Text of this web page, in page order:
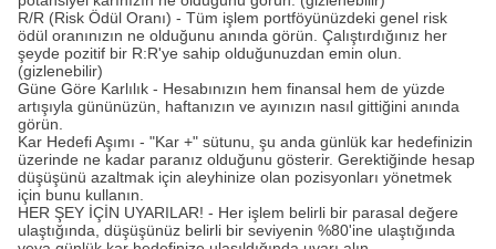
R/R (Risk Ödül Oranı) - Tüm işlem portföyünüzdeki genel risk
ödül oranınızın ne olduğunu anında görün. Çalıştırdığınız her
şeyde pozitif bir R:R'ye sahip olduğunuzdan emin olun.
(gizlenebilir)
Güne Göre Karlılık - Hesabınızın hem finansal hem de yüzde
artışıyla gününüzün, haftanızın ve ayınızın nasıl gittiğini anında
görün.
Kar Hedefi Aşımı - "Kar +" sütunu, şu anda günlük kar hedefinizin
üzerinde ne kadar paranız olduğunu gösterir. Gerektiğinde hesap
düşüşünü azaltmak için aleyhinize olan pozisyonları yönetmek
için bunu kullanın.
HER ŞEY İÇİN UYARILAR! - Her işlem belirli bir parasal değere
ulaştığında, düşüşünüz belirli bir seviyenin %80'ine ulaştığında